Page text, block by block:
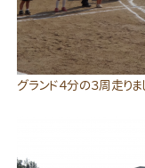
グランド４分の３周走り